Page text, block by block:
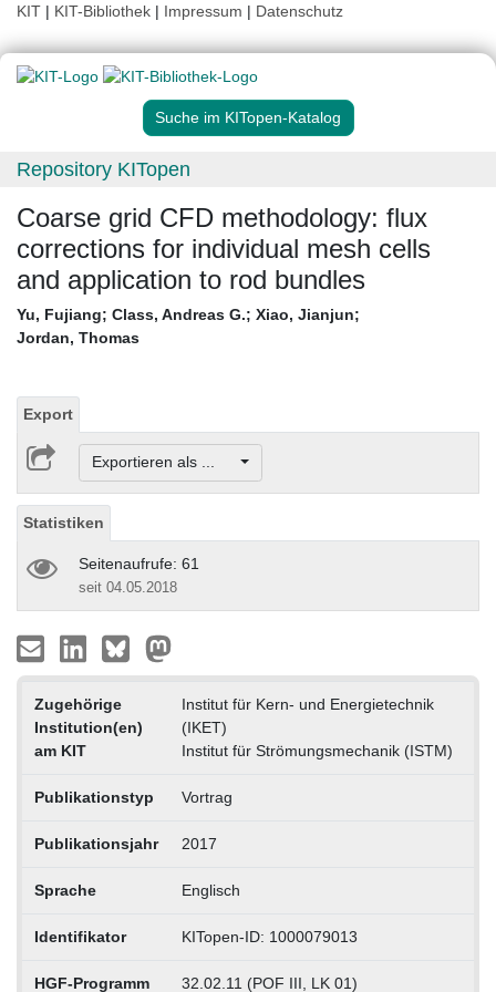
KIT | KIT-Bibliothek | Impressum | Datenschutz
Suche im KITopen-Katalog
Repository KITopen
Coarse grid CFD methodology: flux
corrections for individual mesh cells
and application to rod bundles
Yu, Fujiang; Class, Andreas G.; Xiao, Jianjun;
Jordan, Thomas
Export
Exportieren als ...
Statistiken
Seitenaufrufe: 61
seit 04.05.2018
Zugehörige
Institution(en)
am KIT
Institut für Kern- und Energietechnik
(IKET)
Institut für Strömungsmechanik (ISTM)
Publikationstyp Vortrag
Publikationsjahr 2017
Sprache Englisch
Identifikator KITopen-ID: 1000079013
HGF-Programm 32.02.11 (POF III, LK 01)